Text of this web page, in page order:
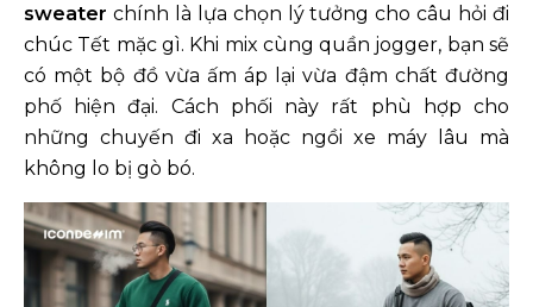
sweater chính là lựa chọn lý tưởng cho câu hỏi đi
chúc Tết mặc gì. Khi mix cùng quần jogger, bạn sẽ
có một bộ đồ vừa ấm áp lại vừa đậm chất đường
phố hiện đại. Cách phối này rất phù hợp cho
những chuyến đi xa hoặc ngồi xe máy lâu mà
không lo bị gò bó.